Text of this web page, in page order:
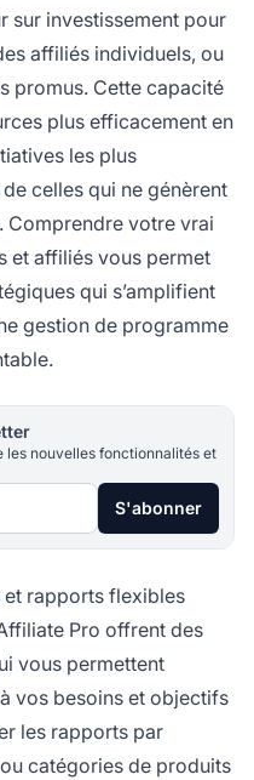
sur investissement pour
affiliés individuels, ou
promus. Cette capacité
plus efficacement en
les plus
celles qui ne génèrent
Comprendre votre vrai
et affiliés vous permet
qui s’amplifient
gestion de programme
nouvelles fonctionnalités et
S'abonner
et rapports flexibles
Pro offrent des
vous permettent
vos besoins et objectifs
les rapports par
catégories de produits